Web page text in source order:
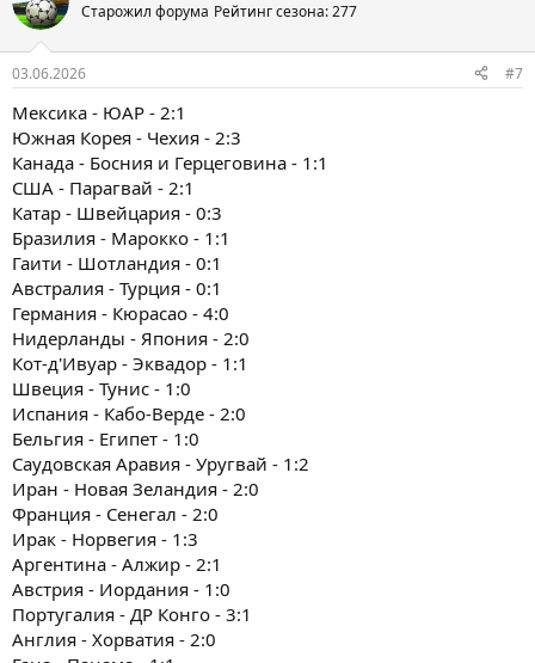
Старожил форума Рейтинг сезона: 277
03.06.2026 #7
Мексика - ЮАР - 2:1
Южная Корея - Чехия - 2:3
Канада - Босния и Герцеговина - 1:1
США - Парагвай - 2:1
Катар - Швейцария - 0:3
Бразилия - Марокко - 1:1
Гаити - Шотландия - 0:1
Австралия - Турция - 0:1
Германия - Кюрасао - 4:0
Нидерланды - Япония - 2:0
Кот-д'Ивуар - Эквадор - 1:1
Швеция - Тунис - 1:0
Испания - Кабо-Верде - 2:0
Бельгия - Египет - 1:0
Саудовская Аравия - Уругвай - 1:2
Иран - Новая Зеландия - 2:0
Франция - Сенегал - 2:0
Ирак - Норвегия - 1:3
Аргентина - Алжир - 2:1
Австрия - Иордания - 1:0
Португалия - ДР Конго - 3:1
Англия - Хорватия - 2:0